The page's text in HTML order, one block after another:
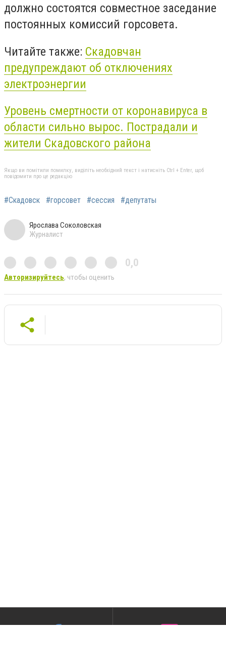
должно состоятся совместное заседание
постоянных комиссий горсовета.
Читайте также: Скадовчан
предупреждают об отключениях
электроэнергии
Уровень смертности от коронавируса в
области сильно вырос. Пострадали и
жители Скадовского района
Якщо ви помітили помилку, виділіть необхідний текст і натисніть Ctrl + Enter, щоб
повідомити про це редакцію
#Скадовск #горсовет #сессия #депутаты
Ярослава Соколовская
Журналист
0,0
Авторизируйтесь, чтобы оценить